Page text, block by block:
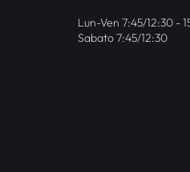
Lun-Ven 7:45/12:30 -
Sabato 7:45/12:30